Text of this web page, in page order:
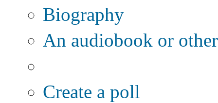
Biography
An audiobook or
Create a poll